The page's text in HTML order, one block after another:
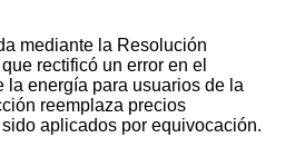
mediante la Resolución
rectificó un error en el
la energía para usuarios de la
reemplaza precios
aplicados por equivocación.